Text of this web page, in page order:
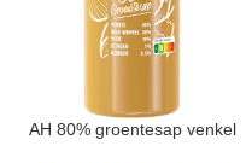
AH 80% groentesap venkel